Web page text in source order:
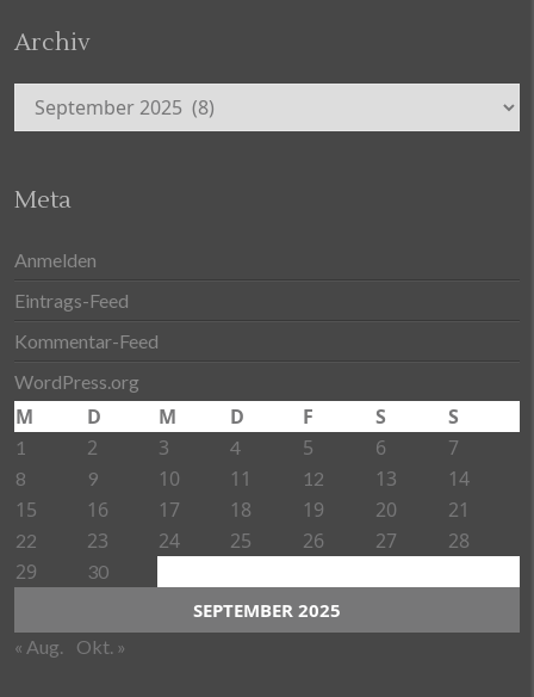
Archiv
Archiv
Meta
Anmelden
Eintrags-Feed
Kommentar-Feed
WordPress.org
SEPTEMBER 2025
M D M D F S S
1 2 3 4 5 6 7
8 9 10 11 12 13
14
15
16 17 18 19 20 21
22 23 24 25 26 27
28
29
30
« Aug. Okt. »